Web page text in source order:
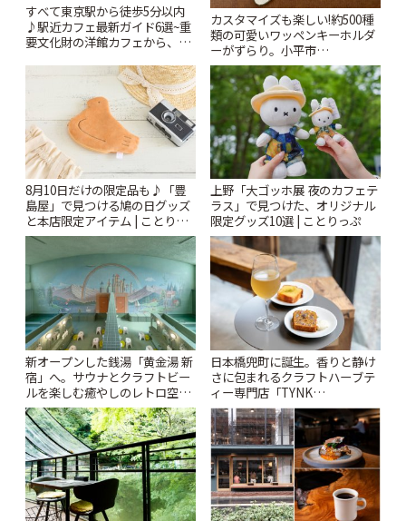
すべて東京駅から徒歩5分以内
♪駅近カフェ最新ガイド6選~重
要文化財の洋館カフェから、改
カスタマイズも楽しい!約500種
類の可愛いワッペンキーホルダ
ーがずらり。小平市
「Kimamaya T&K」 | ことりっ
ぷ
8月10日だけの限定品も♪「豊
島屋」で見つける鳩の日グッズ
と本店限定アイテム | ことりっ
ぷ
上野「大ゴッホ展 夜のカフェテ
ラス」で見つけた、オリジナル
限定グッズ10選 | ことりっぷ
新オープンした銭湯「黄金湯 新
宿」へ。サウナとクラフトビー
ルを楽しむ癒やしのレトロ空間
| ことりっぷ
日本橋兜町に誕生。香りと静け
さに包まれるクラフトハーブテ
ィー専門店「TYNK
Kabutocho」 | ことりっぷ